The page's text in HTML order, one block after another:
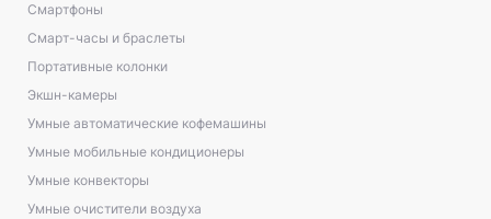
Смартфоны
Смарт-часы и браслеты
Портативные колонки
Экшн-камеры
Умные автоматические кофемашины
Умные мобильные кондиционеры
Умные конвекторы
Умные очистители воздуха